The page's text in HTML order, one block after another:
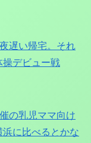
遅い帰宅。それ
操デビュー戦
の乳児ママ向け
に比べるとかな